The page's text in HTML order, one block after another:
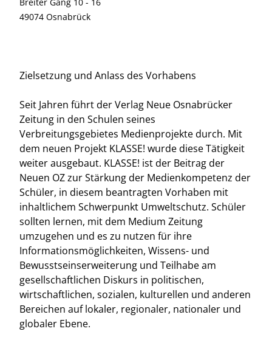
49074 Osnabrück
Zielsetzung und Anlass des Vorhabens
Seit Jahren führt der Verlag Neue Osnabrücker
Zeitung in den Schulen seines
Verbreitungsgebietes Medienprojekte durch. Mit
dem neuen Projekt KLASSE! wurde diese Tätigkeit
weiter ausgebaut. KLASSE! ist der Beitrag der
Neuen OZ zur Stärkung der Medienkompetenz der
Schüler, in diesem beantragten Vorhaben mit
inhaltlichem Schwerpunkt Umweltschutz. Schüler
sollten lernen, mit dem Medium Zeitung
umzugehen und es zu nutzen für ihre
Informationsmöglichkeiten, Wissens- und
Bewusstseinserweiterung und Teilhabe am
gesellschaftlichen Diskurs in politischen,
wirtschaftlichen, sozialen, kulturellen und anderen
Bereichen auf lokaler, regionaler, nationaler und
globaler Ebene.